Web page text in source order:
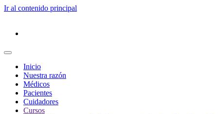
Ir al contenido principal
Inicio
Nuestra razón
Médicos
Pacientes
Cuidadores
Cursos